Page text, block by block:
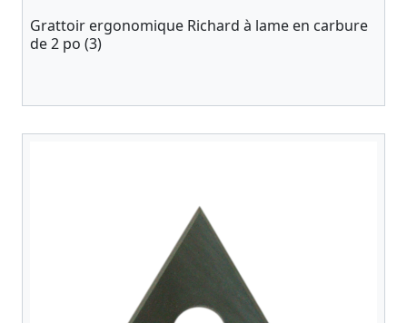
Grattoir ergonomique Richard à lame en carbure
de 2 po (3)